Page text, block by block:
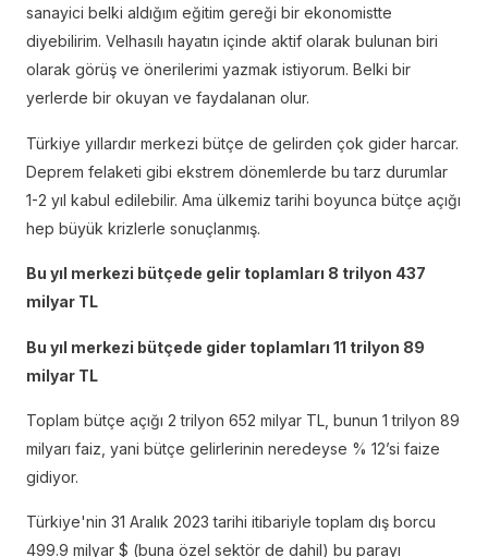
sanayici belki aldığım eğitim gereği bir ekonomistte
diyebilirim. Velhasılı hayatın içinde aktif olarak bulunan biri
olarak görüş ve önerilerimi yazmak istiyorum. Belki bir
yerlerde bir okuyan ve faydalanan olur.
Türkiye yıllardır merkezi bütçe de gelirden çok gider harcar.
Deprem felaketi gibi ekstrem dönemlerde bu tarz durumlar
1-2 yıl kabul edilebilir. Ama ülkemiz tarihi boyunca bütçe açığı
hep büyük krizlerle sonuçlanmış.
Bu yıl merkezi bütçede gelir toplamları 8 trilyon 437
milyar TL
Bu yıl merkezi bütçede gider toplamları 11 trilyon 89
milyar TL
Toplam bütçe açığı 2 trilyon 652 milyar TL, bunun 1 trilyon 89
milyarı faiz, yani bütçe gelirlerinin neredeyse % 12’si faize
gidiyor.
Türkiye'nin 31 Aralık 2023 tarihi itibariyle toplam dış borcu
499.9 milyar $ (buna özel sektör de dahil) bu parayı